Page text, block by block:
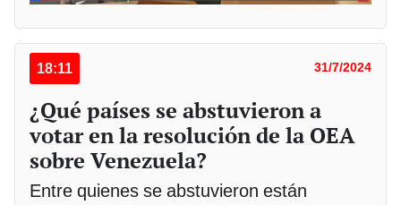
18:11 31/7/2024
¿Qué países se abstuvieron a
votar en la resolución de la OEA
sobre Venezuela?
Entre quienes se abstuvieron están